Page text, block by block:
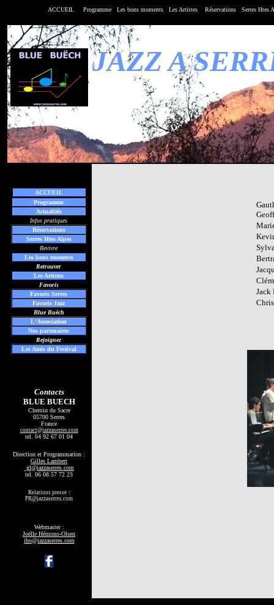
ACCUEIL Programme Les bons moments Les Artistes Réservations Serres Htes
JAZZ A
ACCUEIL
Programme
Actualités
Infos pratiques
Réservations
Serres Htes Alpes
Revivre
Les bons moments
Retrouver
Les Artistes
Favoris
Favoris Serres
Favoris Jazz
Blue Buëch
L'Association
Nos partenaires
Rejoignez
Les Amis du Festival
Contacts
BLUE BUECH
Chemin du Sacre
05700 Serres
France
contact@jazzaserres.com
tel. 04 92 67 01 04
Direction et Programmation :
Gilles Lambert
gl@jazzaserres.com
tel. 06 08 57 72 23
Relations presse:
PR@jazzaserres.com
Webmaster :
Joëlle Hémono-Olsen
jho@jazzaserres.com
Jack